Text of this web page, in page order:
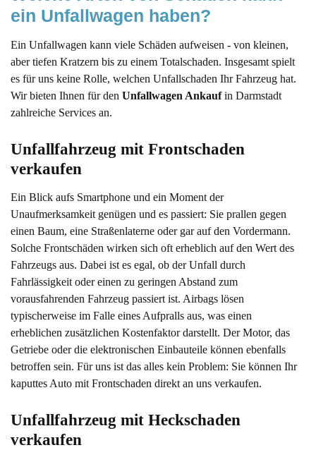
ein Unfallwagen haben?
Ein Unfallwagen kann viele Schäden aufweisen - von kleinen,
aber tiefen Kratzern bis zu einem Totalschaden. Insgesamt spielt
es für uns keine Rolle, welchen Unfallschaden Ihr Fahrzeug hat.
Wir bieten Ihnen für den Unfallwagen Ankaufin Darmstadt
zahlreiche Services an.
Unfallfahrzeug mit Frontschaden
verkaufen
Ein Blick aufs Smartphone und ein Moment der
Unaufmerksamkeit genügen und es passiert: Sie prallen gegen
einen Baum, eine Straßenlaterne oder gar auf den Vordermann.
Solche Frontschäden wirken sich oft erheblich auf den Wert des
Fahrzeugs aus. Dabei ist es egal, ob der Unfall durch
Fahrlässigkeit oder einen zu geringen Abstand zum
vorausfahrenden Fahrzeug passiert ist. Airbags lösen
typischerweise im Falle eines Aufpralls aus, was einen
erheblichen zusätzlichen Kostenfaktor darstellt. Der Motor, das
Getriebe oder die elektronischen Einbauteile können ebenfalls
betroffen sein. Für uns ist das alles kein Problem: Sie können Ihr
kaputtes Auto mit Frontschaden direkt an uns verkaufen.
Unfallfahrzeug mit Heckschaden
verkaufen